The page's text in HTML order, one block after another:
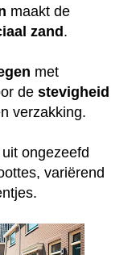
maakt de
zand .
met
de stevigheid
verzakking.
ongezeefd
variërend